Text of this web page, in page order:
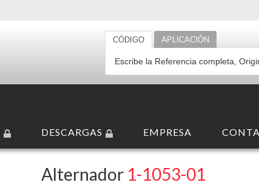
CÓDIGO APLICACIÓN
DESCARGAS EMPRESA
Alternador 1-1053-01